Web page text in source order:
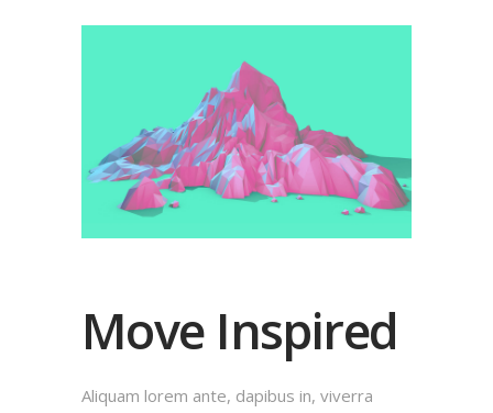
Move Inspired
Aliquam lorem ante, dapibus in, viverra